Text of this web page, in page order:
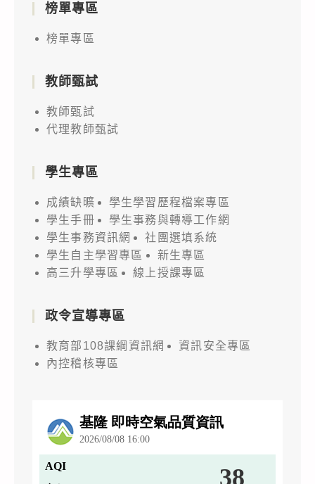
榜單專區
榜單專區
教師甄試
教師甄試
代理教師甄試
學生專區
成績缺曠
學生學習歷程檔案專區
學生手冊
學生事務與轉導工作網
學生事務資訊網
社團選填系統
學生自主學習專區
新生專區
高三升學專區
線上授課專區
政令宣導專區
教育部108課綱資訊網
資訊安全專區
內控稽核專區